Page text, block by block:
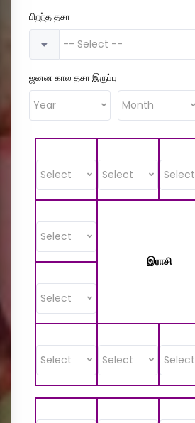
பிறந்த தசா
-- Select --
ஜனன கால தசா இருப்பு
Year Month
Select Select Select
Select
இராசி
Select
Select Select Select